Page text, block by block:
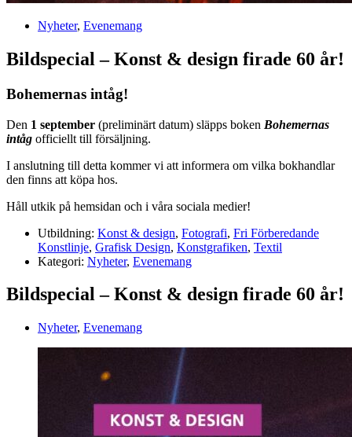
Nyheter, Evenemang
Bildspecial – Konst & design firade 60 år!
Bohemernas intåg!
Den 1 september (preliminärt datum) släpps boken Bohemernas
intåg officiellt till försäljning.
I anslutning till detta kommer vi att informera om vilka bokhandlar
den finns att köpa hos.
Håll utkik på hemsidan och i våra sociala medier!
Utbildning: Konst & design, Fotografi, Fri Förberedande
Konstlinje, Grafisk Design, Konstgrafiken, Textil
Kategori: Nyheter, Evenemang
Bildspecial – Konst & design firade 60 år!
Nyheter, Evenemang